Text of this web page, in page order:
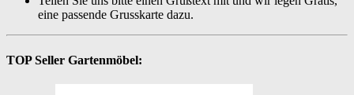
eine passende Grusskarte dazu.
TOP Seller Gartenmöbel: